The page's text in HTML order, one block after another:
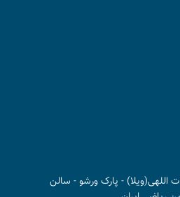
اللهی(ویلا) - پارک ورشو - سالن